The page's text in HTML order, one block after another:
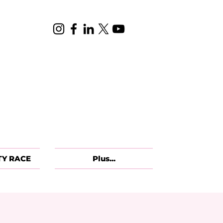
RACE Plus...